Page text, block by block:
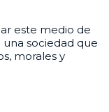
este medio de
sociedad que
morales y